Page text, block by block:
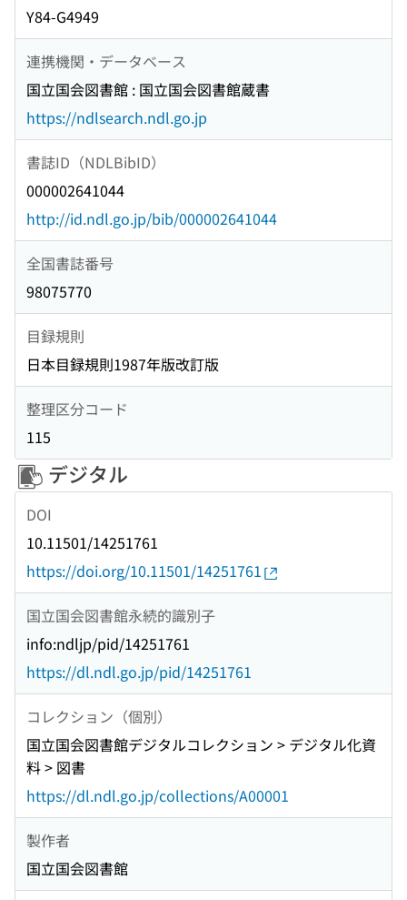
Y84-G4949
連携機関・データベース
国立国会図書館 : 国立国会図書館蔵書
https://ndlsearch.ndl.go.jp
書誌ID（NDLBibID）
000002641044
http://id.ndl.go.jp/bib/000002641044
全国書誌番号
98075770
目録規則
日本目録規則1987年版改訂版
整理区分コード
115
デジタル
DOI
10.11501/14251761
https://doi.org/10.11501/14251761
国立国会図書館永続的識別子
info:ndljp/pid/14251761
https://dl.ndl.go.jp/pid/14251761
コレクション（個別）
国立国会図書館デジタルコレクション > デジタル化資
料 > 図書
https://dl.ndl.go.jp/collections/A00001
製作者
国立国会図書館